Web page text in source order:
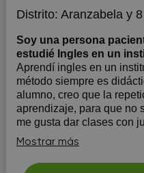
Distrito: Aranzabelay 8
Soy una persona
estudié Ingles en un
Aprendí ingles en un
método siempre es
alumno, creo que la
aprendizaje, para que no
me gusta dar clases con
practicas, me gusta
Mostrar más